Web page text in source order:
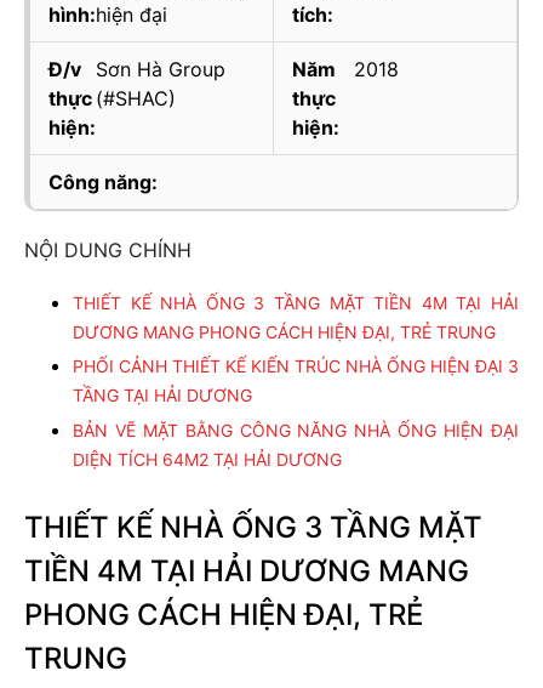
hình:hiện đại
Đ/v
thực
hiện:
Sơn Hà Group
(#SHAC)
tích:
Năm
thực
hiện:
2018
Công năng:
NỘI DUNG CHÍNH
THIẾT KẾ NHÀ ỐNG 3 TẦNG MẶT TIỀN 4M TẠI HẢI
DƯƠNG MANG PHONG CÁCH HIỆN ĐẠI, TRẺ TRUNG
PHỐI CẢNH THIẾT KẾ KIẾN TRÚC NHÀ ỐNG HIỆN ĐẠI 3
TẦNG TẠI HẢI DƯƠNG
BẢN VẼ MẶT BẰNG CÔNG NĂNG NHÀ ỐNG HIỆN ĐẠI
DIỆN TÍCH 64M2 TẠI HẢI DƯƠNG
THIẾT KẾ NHÀ ỐNG 3 TẦNG MẶT
TIỀN 4M TẠI HẢI DƯƠNG MANG
PHONG CÁCH HIỆN ĐẠI, TRẺ
TRUNG